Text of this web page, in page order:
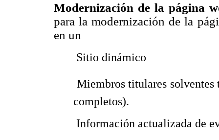
Modernización de la página
para la modernización de la
en un
 Sitio dinámico
 Miembros titulares
completos).
 Información actualizada de